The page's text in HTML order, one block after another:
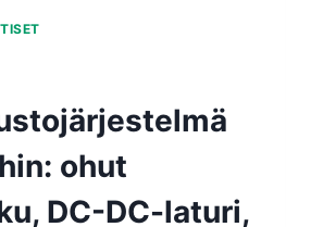
ohut
DC-DC-laturi,